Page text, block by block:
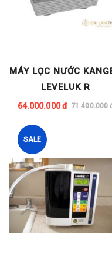
MÁY LỌC NƯỚC
LEVELUK R
64.000.000 đ 71.400.000
SALE